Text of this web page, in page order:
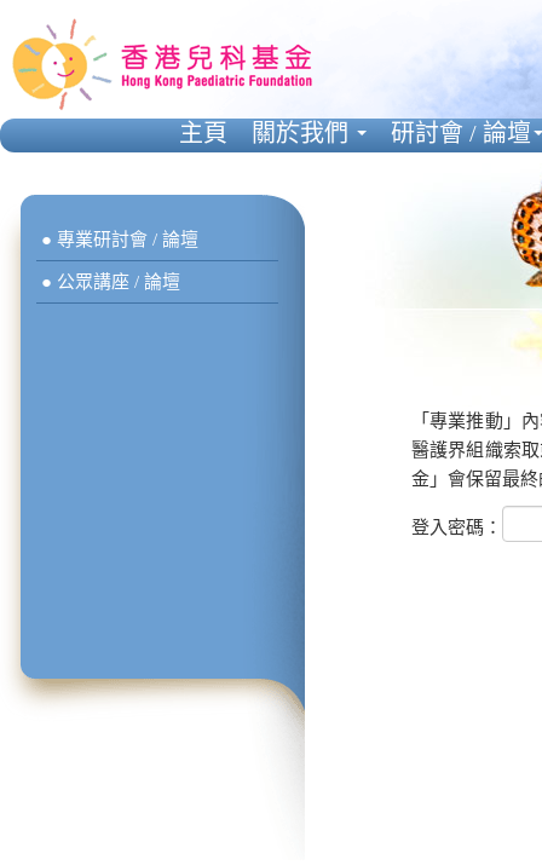
● 專業研討會 / 論壇
● 公眾講座 / 論壇
「專業推動」
醫護界組織索
金」會保留最
登入密碼：
主頁 關於我們 研討會 / 論壇